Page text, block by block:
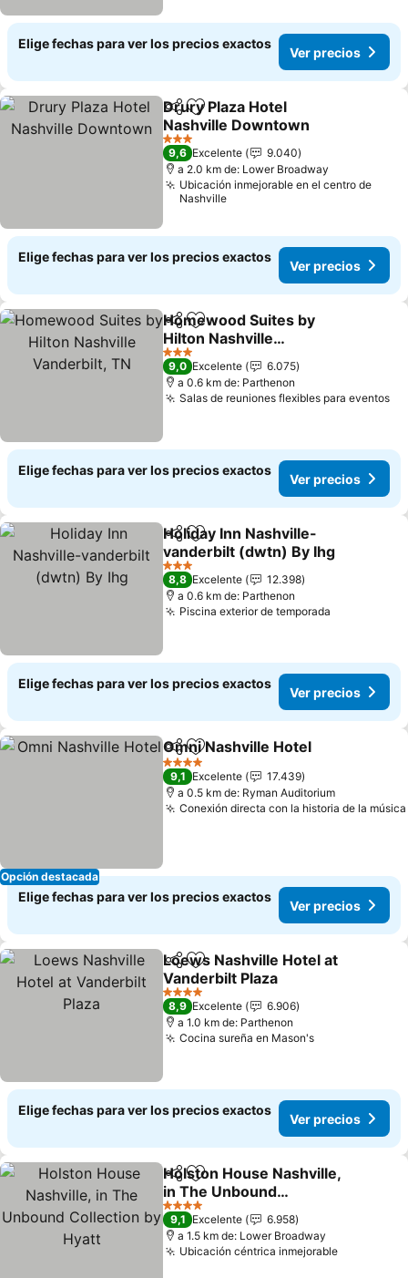
Elige fechas para ver los precios exactos
Ver precios
CompartirAgregar a favoritos
Drury Plaza Hotel
Nashville Downtown
3 Estrellas
9,6 Excelente
9.040
a 2.0 km de: Lower Broadway
Ubicación inmejorable en el centro de
Nashville
Elige fechas para ver los precios exactos
Ver precios
CompartirAgregar a favoritos
Homewood Suites by
Hilton Nashville
Vanderbilt, TN
3 Estrellas
9,0 Excelente
6.075
a 0.6 km de: Parthenon
Salas de reuniones flexibles para eventos
Elige fechas para ver los precios exactos
Ver precios
CompartirAgregar a favoritos
Holiday Inn Nashville-
vanderbilt (dwtn) By Ihg
3 Estrellas
8,8 Excelente
12.398
a 0.6 km de: Parthenon
Piscina exterior de temporada
Elige fechas para ver los precios exactos
Ver precios
Opción destacada
CompartirAgregar a favoritos
Omni Nashville Hotel
4 Estrellas
9,1 Excelente
17.439
a 0.5 km de: Ryman Auditorium
Conexión directa con la historia de la música
Elige fechas para ver los precios exactos
Ver precios
CompartirAgregar a favoritos
Loews Nashville Hotel at
Vanderbilt Plaza
4 Estrellas
8,9 Excelente
6.906
a 1.0 km de: Parthenon
Cocina sureña en Mason's
Elige fechas para ver los precios exactos
Ver precios
CompartirAgregar a favoritos
Holston House Nashville,
in The Unbound
Collection by Hyatt
4 Estrellas
9,1 Excelente
6.958
a 1.5 km de: Lower Broadway
Ubicación céntrica inmejorable